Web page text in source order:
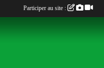
Participer au site :